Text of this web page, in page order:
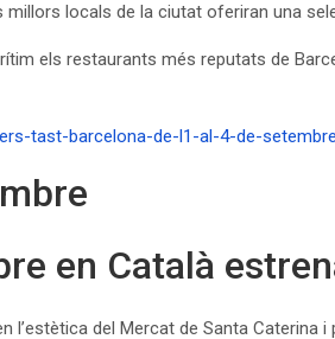
locals de la ciutat oferiran una
els restaurants més reputats de
tast-barcelona-de-l1-al-4-de-
en Català
l’estètica del Mercat de Santa Caterina